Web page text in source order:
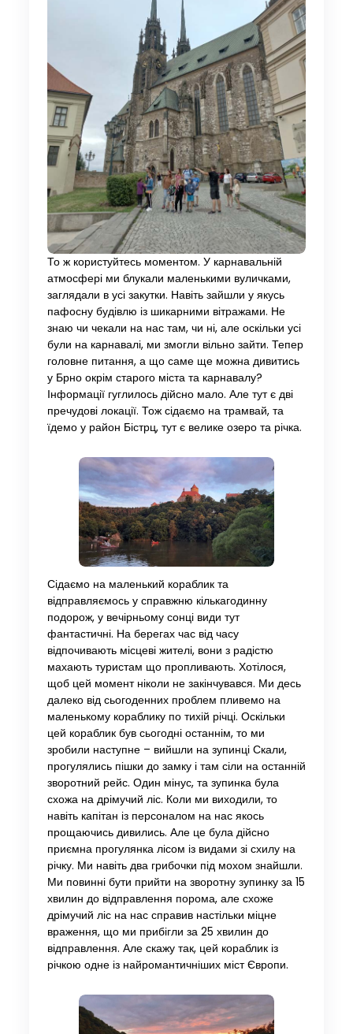
То ж користуйтесь моментом. У карнавальній
атмосфері ми блукали маленькими вуличками,
заглядали в усі закутки. Навіть зайшли у якусь
пафосну будівлю із шикарними вітражами. Не
знаю чи чекали на нас там, чи ні, але оскільки усі
були на карнавалі, ми змогли вільно зайти. Тепер
головне питання, а що саме ще можна дивитись
у Брно окрім старого міста та карнавалу?
Інформації гуглилось дійсно мало. Але тут є дві
пречудові локації. Тож сідаємо на трамвай, та
їдемо у район Бістрц, тут є велике озеро та річка.
Сідаємо на маленький кораблик та
відправляємось у справжню кількагодинну
подорож, у вечірньому сонці види тут
фантастичні. На берегах час від часу
відпочивають місцеві жителі, вони з радістю
махають туристам що пропливають. Хотілося,
щоб цей момент ніколи не закінчувався. Ми десь
далеко від сьогоденних проблем пливемо на
маленькому кораблику по тихій річці. Оскільки
цей кораблик був сьогодні останнім, то ми
зробили наступне – вийшли на зупинці Скали,
прогулялись пішки до замку і там сіли на останній
зворотний рейс. Один мінус, та зупинка була
схожа на дрімучий ліс. Коли ми виходили, то
навіть капітан із персоналом на нас якось
прощаючись дивились. Але це була дійсно
приємна прогулянка лісом із видами зі схилу на
річку. Ми навіть два грибочки під мохом знайшли.
Ми повинні бути прийти на зворотну зупинку за 15
хвилин до відправлення порома, але схоже
дрімучий ліс на нас справив настільки міцне
враження, що ми прибігли за 25 хвилин до
відправлення. Але скажу так, цей кораблик із
річкою одне із найромантичніших міст Європи.